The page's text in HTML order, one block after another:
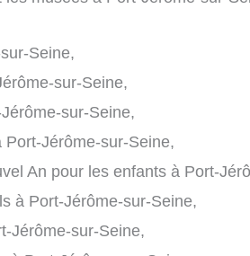
Seine,
sur-Seine,
sur-Seine,
Jérôme-sur-Seine,
An pour les enfants à Port-
à Port-Jérôme-sur-Seine,
Jérôme-sur-Seine,